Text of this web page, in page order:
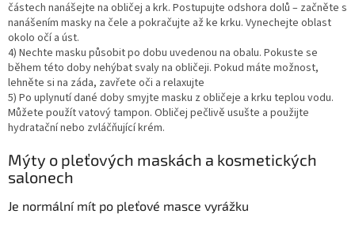
částech nanášejte na obličej a krk. Postupujte odshora dolů – začněte s
nanášením masky na čele a pokračujte až ke krku. Vynechejte oblast
okolo očí a úst.
4) Nechte masku působit po dobu uvedenou na obalu. Pokuste se
během této doby nehýbat svaly na obličeji. Pokud máte možnost,
lehněte si na záda, zavřete oči a relaxujte
5) Po uplynutí dané doby smyjte masku z obličeje a krku teplou vodu.
Můžete použít vatový tampon. Obličej pečlivě usušte a použijte
hydratační nebo zvláčňující krém.
Mýty o pleťových maskách a kosmetických
salonech
Je normální mít po pleťové masce vyrážku